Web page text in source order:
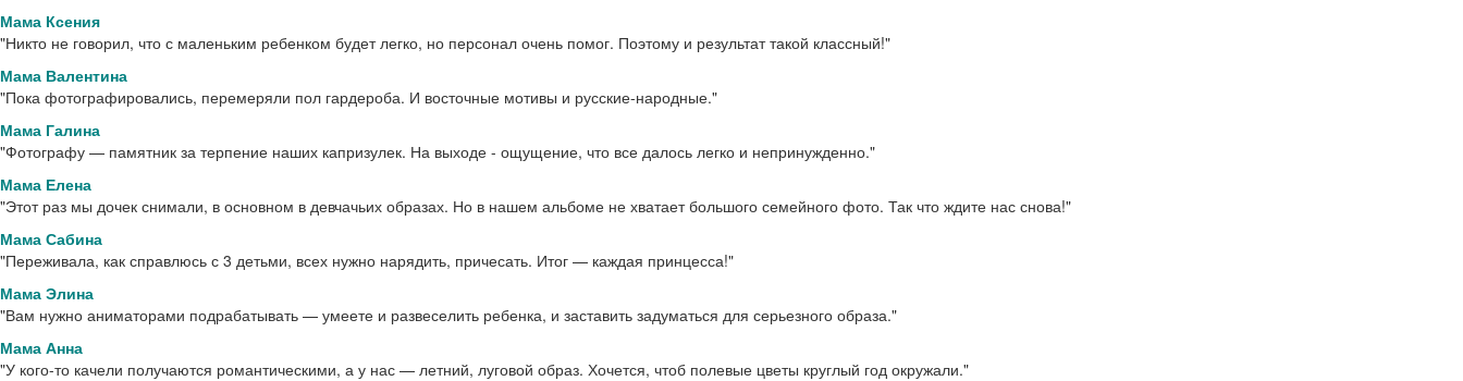
Мама Ксения
"Никто не говорил, что с маленьким ребенком будет легко, но персонал очень помог. Поэтому и результат такой классный!"
Мама Валентина
"Пока фотографировались, перемеряли пол гардероба. И восточные мотивы и русские-народные."
Мама Галина
"Фотографу — памятник за терпение наших капризулек. На выходе - ощущение, что все далось легко и непринужденно."
Мама Елена
"Этот раз мы дочек снимали, в основном в девчачьих образах. Но в нашем альбоме не хватает большого семейного фото. Так что ждите нас снова!"
Мама Сабина
"Переживала, как справлюсь с 3 детьми, всех нужно нарядить, причесать. Итог — каждая принцесса!"
Мама Элина
"Вам нужно аниматорами подрабатывать — умеете и развеселить ребенка, и заставить задуматься для серьезного образа."
Мама Анна
"У кого-то качели получаются романтическими, а у нас — летний, луговой образ. Хочется, чтоб полевые цветы круглый год окружали."